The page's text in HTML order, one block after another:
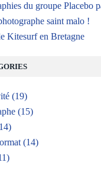
du groupe Placebo
saint malo !
Kitesurf en Bretagne
(19)
(15)
(14)